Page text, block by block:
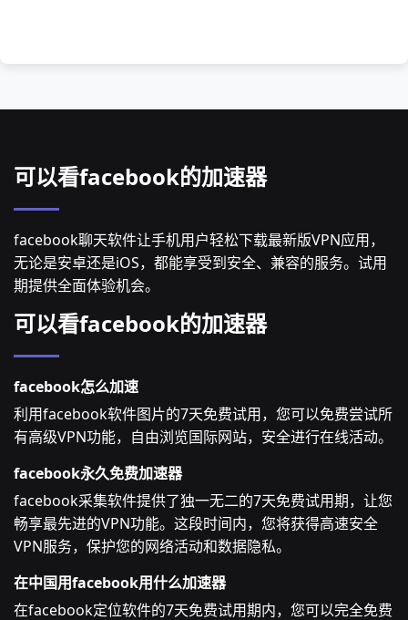
可以看facebook的加速器
facebook聊天软件让手机用户轻松下载最新版VPN应用，
无论是安卓还是iOS，都能享受到安全、兼容的服务。试用
期提供全面体验机会。
可以看facebook的加速器
facebook怎么加速
利用facebook软件图片的7天免费试用，您可以免费尝试所
有高级VPN功能，自由浏览国际网站，安全进行在线活动。
facebook永久免费加速器
facebook采集软件提供了独一无二的7天免费试用期，让您
畅享最先进的VPN功能。这段时间内，您将获得高速安全
VPN服务，保护您的网络活动和数据隐私。
在中国用facebook用什么加速器
在facebook定位软件的7天免费试用期内，您可以完全免费